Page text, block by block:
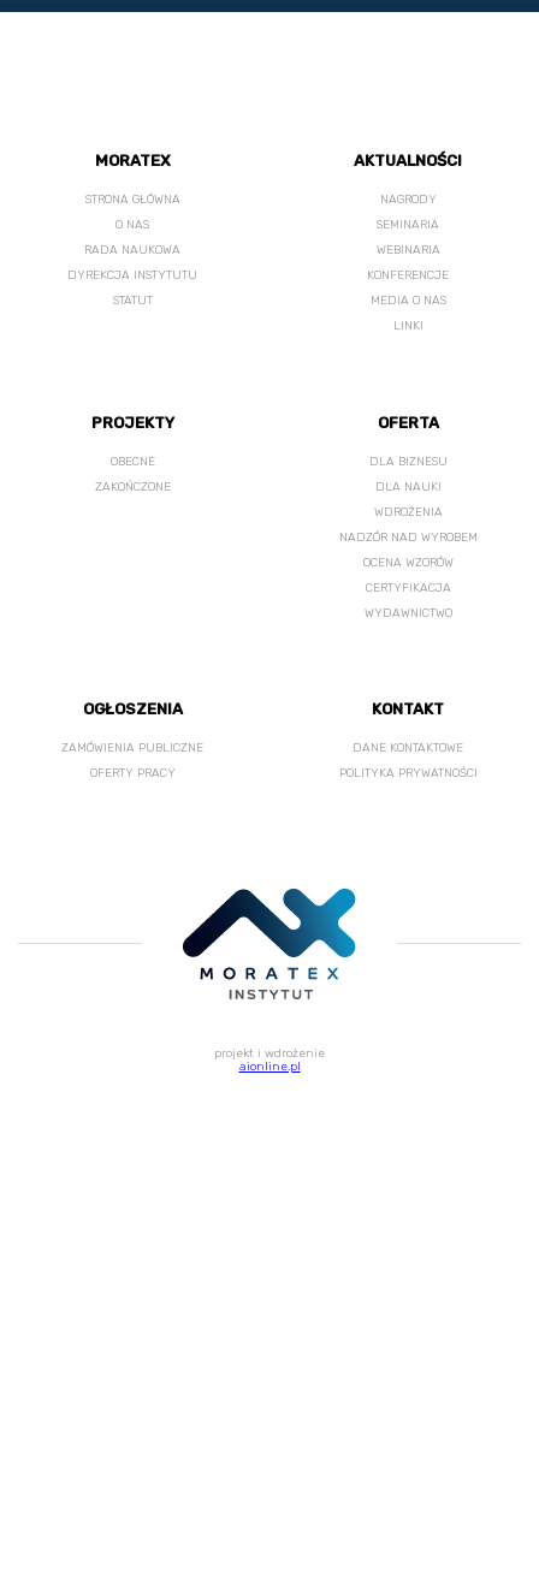
MORATEX
STRONA GŁÓWNA
O NAS
RADA NAUKOWA
DYREKCJA INSTYTUTU
STATUT
AKTUALNOŚCI
NAGRODY
SEMINARIA
WEBINARIA
KONFERENCJE
MEDIA O NAS
LINKI
PROJEKTY
OBECNE
ZAKOŃCZONE
OFERTA
DLA BIZNESU
DLA NAUKI
WDROŻENIA
NADZÓR NAD WYROBEM
OCENA WZORÓW
CERTYFIKACJA
WYDAWNICTWO
OGŁOSZENIA
ZAMÓWIENIA PUBLICZNE
OFERTY PRACY
KONTAKT
DANE KONTAKTOWE
POLITYKA PRYWATNOŚCI
projekt i wdrożenie
aionline.pl